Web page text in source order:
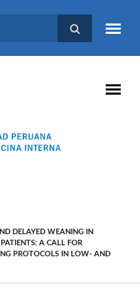
DELAYED WEANING IN
A CALL FOR
PROTOCOLS IN LOW- AND